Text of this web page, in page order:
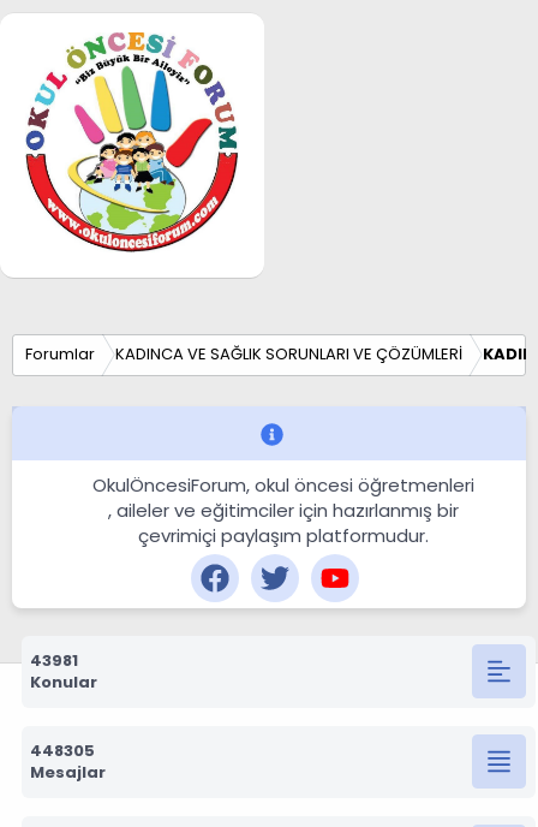
Forumlar KADINCA VE SAĞLIK SORUNLARI VE ÇÖZÜMLERİ
OkulÖncesiForum, okul öncesi öğretmenleri
, aileler ve eğitimciler için hazırlanmış bir
çevrimiçi paylaşım platformudur.
43981
Konular
448305
Mesajlar